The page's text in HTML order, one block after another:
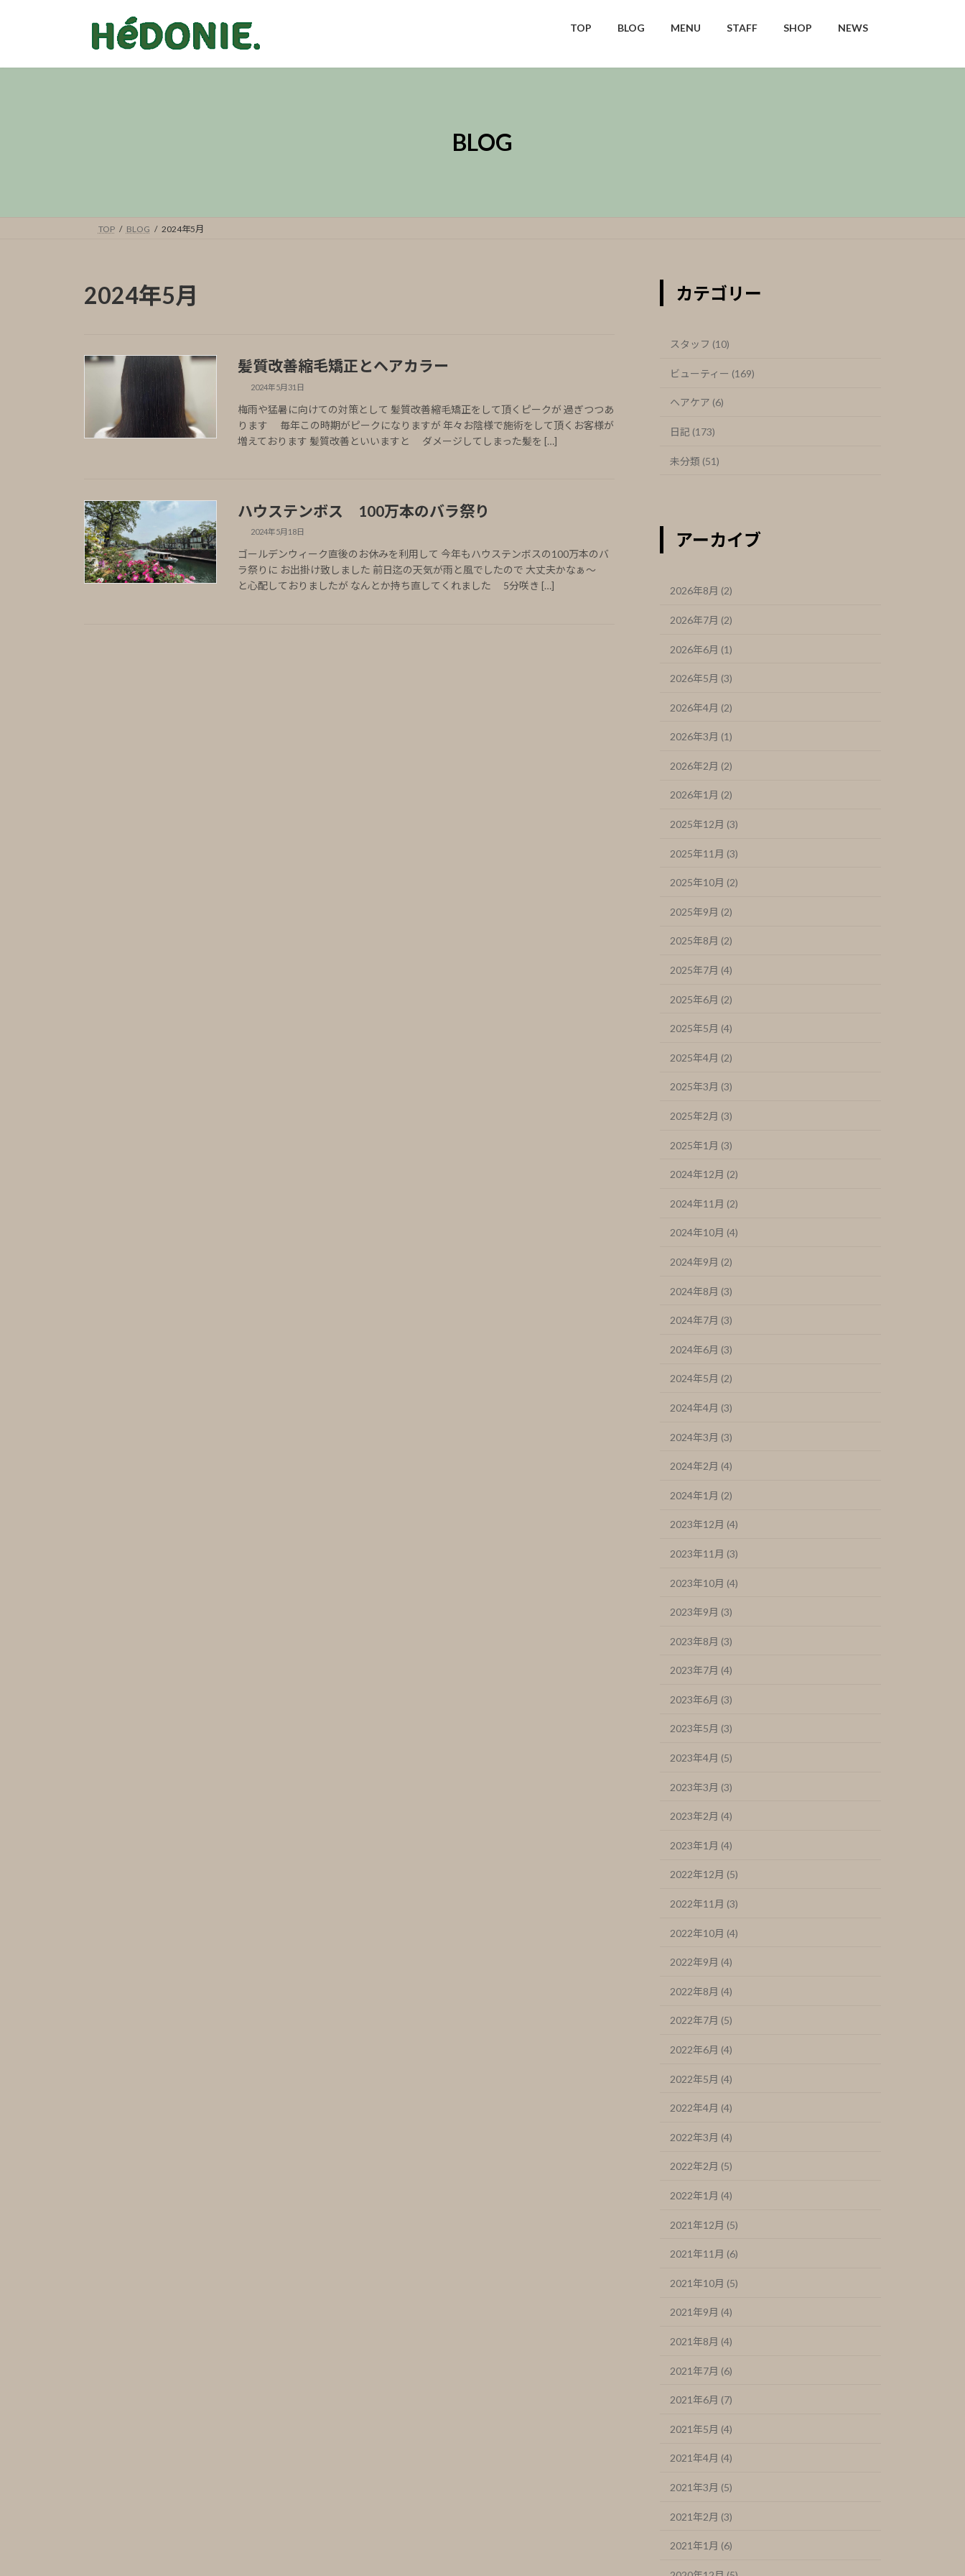
TOP BLOG MENU STAFF SHOP NEWS
BLOG
TOP BLOG 2024年5月
2024年5月
髪質改善縮毛矯正とヘアカラー
2024年5月31日
梅雨や猛暑に向けての対策として 髪質改善縮毛矯正をして頂くピークが 過ぎつつあ
ります 毎年この時期がピークになりますが 年々お陰様で施術をして頂くお客様が
増えております 髪質改善といいますと ダメージしてしまった髪を […]
ハウステンボス 100万本のバラ祭り
2024年5月18日
ゴールデンウィーク直後のお休みを利用して 今年もハウステンボスの100万本のバ
ラ祭りに お出掛け致しました 前日迄の天気が雨と風でしたので 大丈夫かなぁ〜
と心配しておりましたが なんとか持ち直してくれました 5分咲き […]
カテゴリー
スタッフ (10)
ビューティー (169)
ヘアケア (6)
日記 (173)
未分類 (51)
アーカイブ
2026年8月 (2)
2026年7月 (2)
2026年6月 (1)
2026年5月 (3)
2026年4月 (2)
2026年3月 (1)
2026年2月 (2)
2026年1月 (2)
2025年12月 (3)
2025年11月 (3)
2025年10月 (2)
2025年9月 (2)
2025年8月 (2)
2025年7月 (4)
2025年6月 (2)
2025年5月 (4)
2025年4月 (2)
2025年3月 (3)
2025年2月 (3)
2025年1月 (3)
2024年12月 (2)
2024年11月 (2)
2024年10月 (4)
2024年9月 (2)
2024年8月 (3)
2024年7月 (3)
2024年6月 (3)
2024年5月 (2)
2024年4月 (3)
2024年3月 (3)
2024年2月 (4)
2024年1月 (2)
2023年12月 (4)
2023年11月 (3)
2023年10月 (4)
2023年9月 (3)
2023年8月 (3)
2023年7月 (4)
2023年6月 (3)
2023年5月 (3)
2023年4月 (5)
2023年3月 (3)
2023年2月 (4)
2023年1月 (4)
2022年12月 (5)
2022年11月 (3)
2022年10月 (4)
2022年9月 (4)
2022年8月 (4)
2022年7月 (5)
2022年6月 (4)
2022年5月 (4)
2022年4月 (4)
2022年3月 (4)
2022年2月 (5)
2022年1月 (4)
2021年12月 (5)
2021年11月 (6)
2021年10月 (5)
2021年9月 (4)
2021年8月 (4)
2021年7月 (6)
2021年6月 (7)
2021年5月 (4)
2021年4月 (4)
2021年3月 (5)
2021年2月 (3)
2021年1月 (6)